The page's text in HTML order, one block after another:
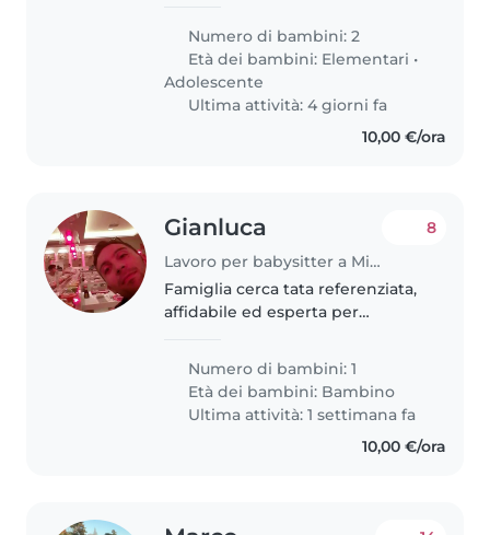
babysitter per il più piccolo (il
grande è autonomo). L'impegno
è tutti i giorni..
Numero di bambini: 2
Età dei bambini: Elementari •
Adolescente
Ultima attività: 4 giorni fa
10,00 €/ora
Gianluca
Lavoro per babysitter a Milano
8
Famiglia cerca tata referenziata,
affidabile ed esperta per
capace di aiutare a superare le
"difficoltà" della bambina..
Numero di bambini: 1
Età dei bambini: Bambino
Ultima attività: 1 settimana fa
10,00 €/ora